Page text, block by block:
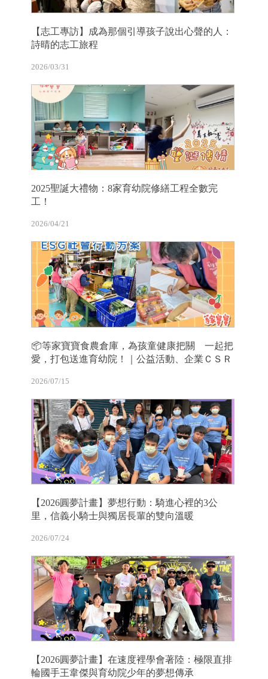
【志工專訪】成為那個引導孩子說出心聲的人：
詩晴的志工旅程
2026/03/31
2025聖誕大禮物：8家育幼院修繕工程全數完
工！
2026/04/21
📦等家寶寶食農倉庫，為孩童健康把關 一起把
愛，打包送進育幼院！｜公益活動、企業ＣＳＲ
2026/07/15
【2026圓夢計畫】夢想行動：騎進心裡的3公
里，信義小騎士與獨居長輩的雙向溫暖
2026/07/24
【2026圓夢計畫】在速度裡學會著陸：極限直排
輪國手王韋傑與育幼院少年的夢想傳承